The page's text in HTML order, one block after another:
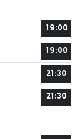
19:00
19:00
21:30
21:30